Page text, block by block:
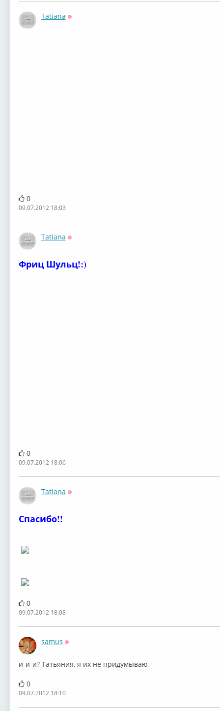
Tatiana
0
09.07.2012 18:03
Tatiana
Фриц Шульц!:)
0
09.07.2012 18:06
Tatiana
Спасибо!!
0
09.07.2012 18:08
samus
и-и-и? Татьяния, я их не придумываю
0
09.07.2012 18:10